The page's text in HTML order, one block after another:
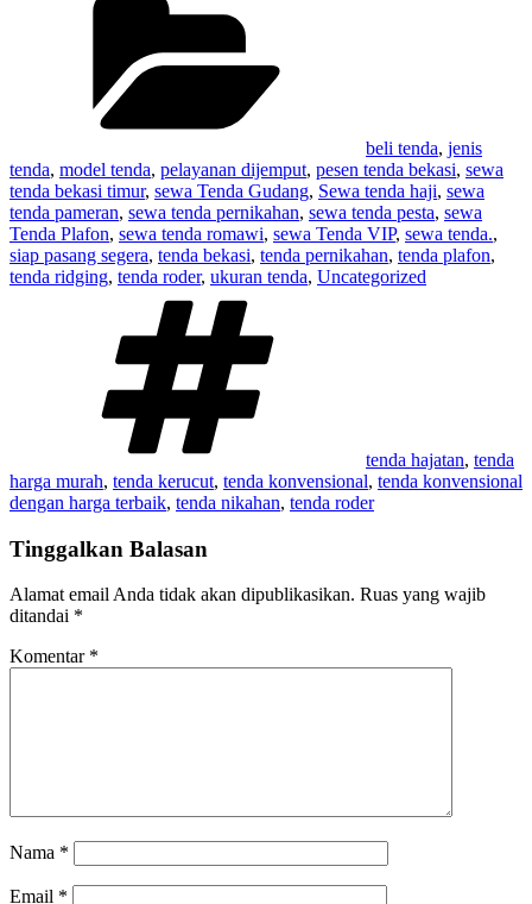
beli tenda, jenis
tenda, model tenda, pelayanan dijemput, pesen tenda bekasi, sewa
tenda bekasi timur, sewa Tenda Gudang, Sewa tenda haji, sewa
tenda pameran, sewa tenda pernikahan, sewa tenda pesta, sewa
Tenda Plafon, sewa tenda romawi, sewa Tenda VIP, sewa tenda.,
siap pasang segera, tenda bekasi, tenda pernikahan, tenda plafon,
tenda ridging, tenda roder, ukuran tenda, Uncategorized
tenda hajatan, tenda
harga murah, tenda kerucut, tenda konvensional, tenda konvensional
dengan harga terbaik, tenda nikahan, tenda roder
Tinggalkan Balasan
Alamat email Anda tidak akan dipublikasikan. Ruas yang wajib
ditandai *
Komentar *
Nama *
Email *